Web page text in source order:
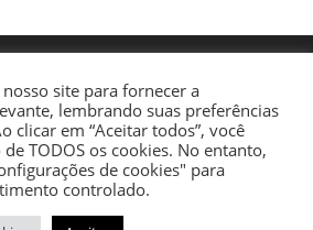
site para fornecer a
lembrando suas preferências
clicar em “Aceitar todos”, você
TODOS os cookies. No entanto,
de cookies" para
controlado.